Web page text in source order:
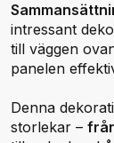
intressant
till väggen
panelen
Denna
storlekar –